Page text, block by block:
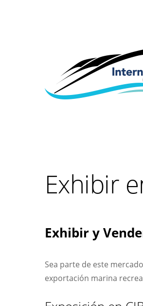
Exhibir
Exhibir y
Sea parte de este
exportación marina